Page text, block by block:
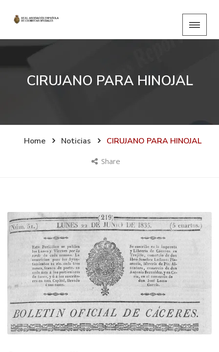
CIRUJANO PARA HINOJAL
Home Noticias CIRUJANO PARA HINOJAL
Share